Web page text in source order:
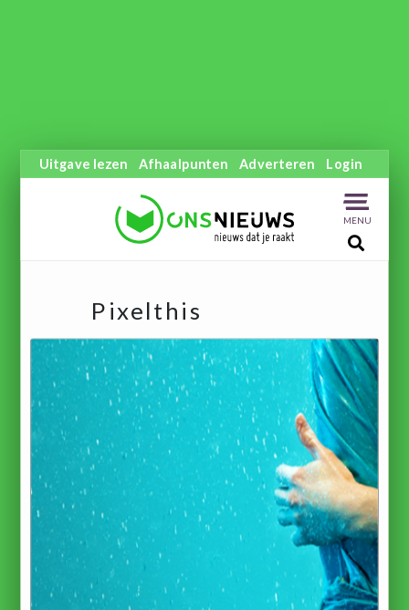
Uitgave lezen Afhaalpunten Adverteren Login
MENU
Pixelthis